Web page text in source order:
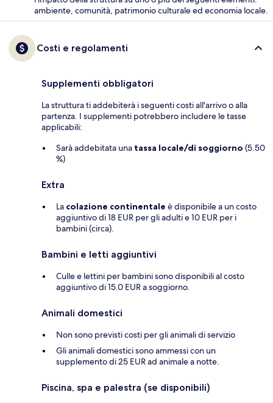
ambiente, comunità, patrimonio culturale ed economia locale.
Costi e regolamenti
Supplementi obbligatori
La struttura ti addebiterà i seguenti costi all'arrivo o alla
partenza. I supplementi potrebbero includere le tasse
applicabili:
Sarà addebitata una tassa locale/di soggiorno (5.50
%)
Extra
La colazione continentale è disponibile a un costo
aggiuntivo di 18 EUR per gli adulti e 10 EUR per i
bambini (circa).
Bambini e letti aggiuntivi
Culle e lettini per bambini sono disponibili al costo
aggiuntivo di 15.0 EUR a soggiorno.
Animali domestici
Non sono previsti costi per gli animali di servizio
Gli animali domestici sono ammessi con un
supplemento di 25 EUR ad animale a notte.
Piscina, spa e palestra (se disponibili)